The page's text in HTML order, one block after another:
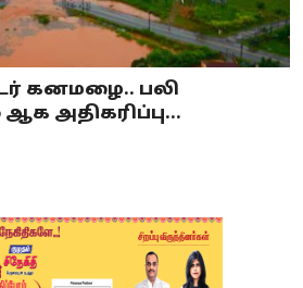
கனமழை.. பலி
அதிகரிப்பு...